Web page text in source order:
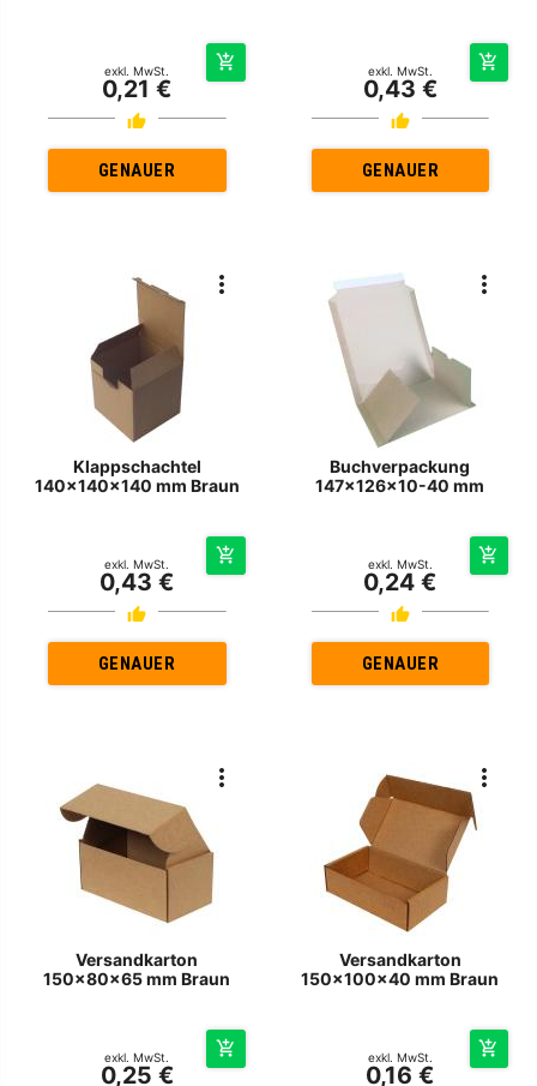
exkl. MwSt.
0,21 €
GENAUER
exkl. MwSt.
0,43 €
GENAUER
Klappschachtel
140x140x140 mm Braun
exkl. MwSt.
0,43 €
GENAUER
Buchverpackung
147x126x10-40 mm
exkl. MwSt.
0,24 €
GENAUER
Versandkarton
150x80x65 mm Braun
exkl. MwSt.
0,25 €
Versandkarton
150x100x40 mm Braun
exkl. MwSt.
0,16 €